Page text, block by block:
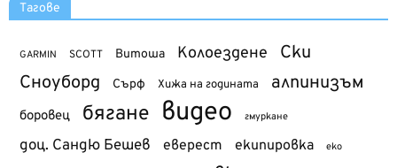
Тагове
GARMIN SCOTT Витоша Колоездене Ски
Сноуборд Сърф Хижа на годината алпинизъм
боровец бягане видео гмуркане
доц. Сандю Бешев еверест екипировка еко